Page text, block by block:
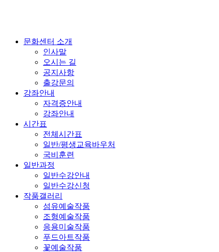
문화센터 소개
인사말
오시는 길
공지사항
출강문의
강좌안내
자격증안내
강좌안내
시간표
전체시간표
일반/평생교육바우처
국비훈련
일반과정
일반수강안내
일반수강신청
작품갤러리
섬유예술작품
조형예술작품
응용미술작품
푸드아트작품
꽃예술작품